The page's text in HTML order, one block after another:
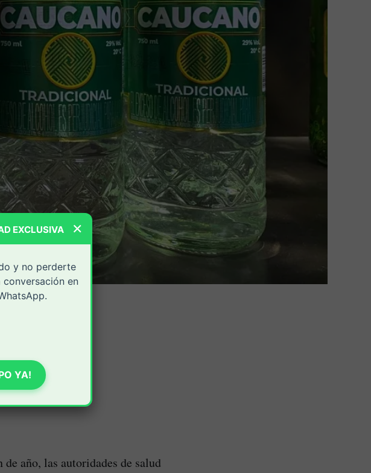
año, las autoridades de salud
×
EXCLUSIVA
y no perderte
en
YA!